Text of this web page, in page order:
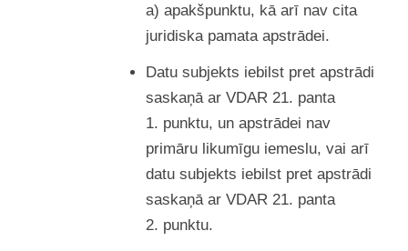
a) apakšpunktu, kā arī nav cita
juridiska pamata apstrādei.
Datu subjekts iebilst pret apstrādi
saskaņā ar VDAR 21. panta
1. punktu, un apstrādei nav
primāru likumīgu iemeslu, vai arī
datu subjekts iebilst pret apstrādi
saskaņā ar VDAR 21. panta
2. punktu.